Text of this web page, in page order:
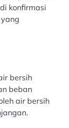
konfirmasi
bersih
beban
air bersih